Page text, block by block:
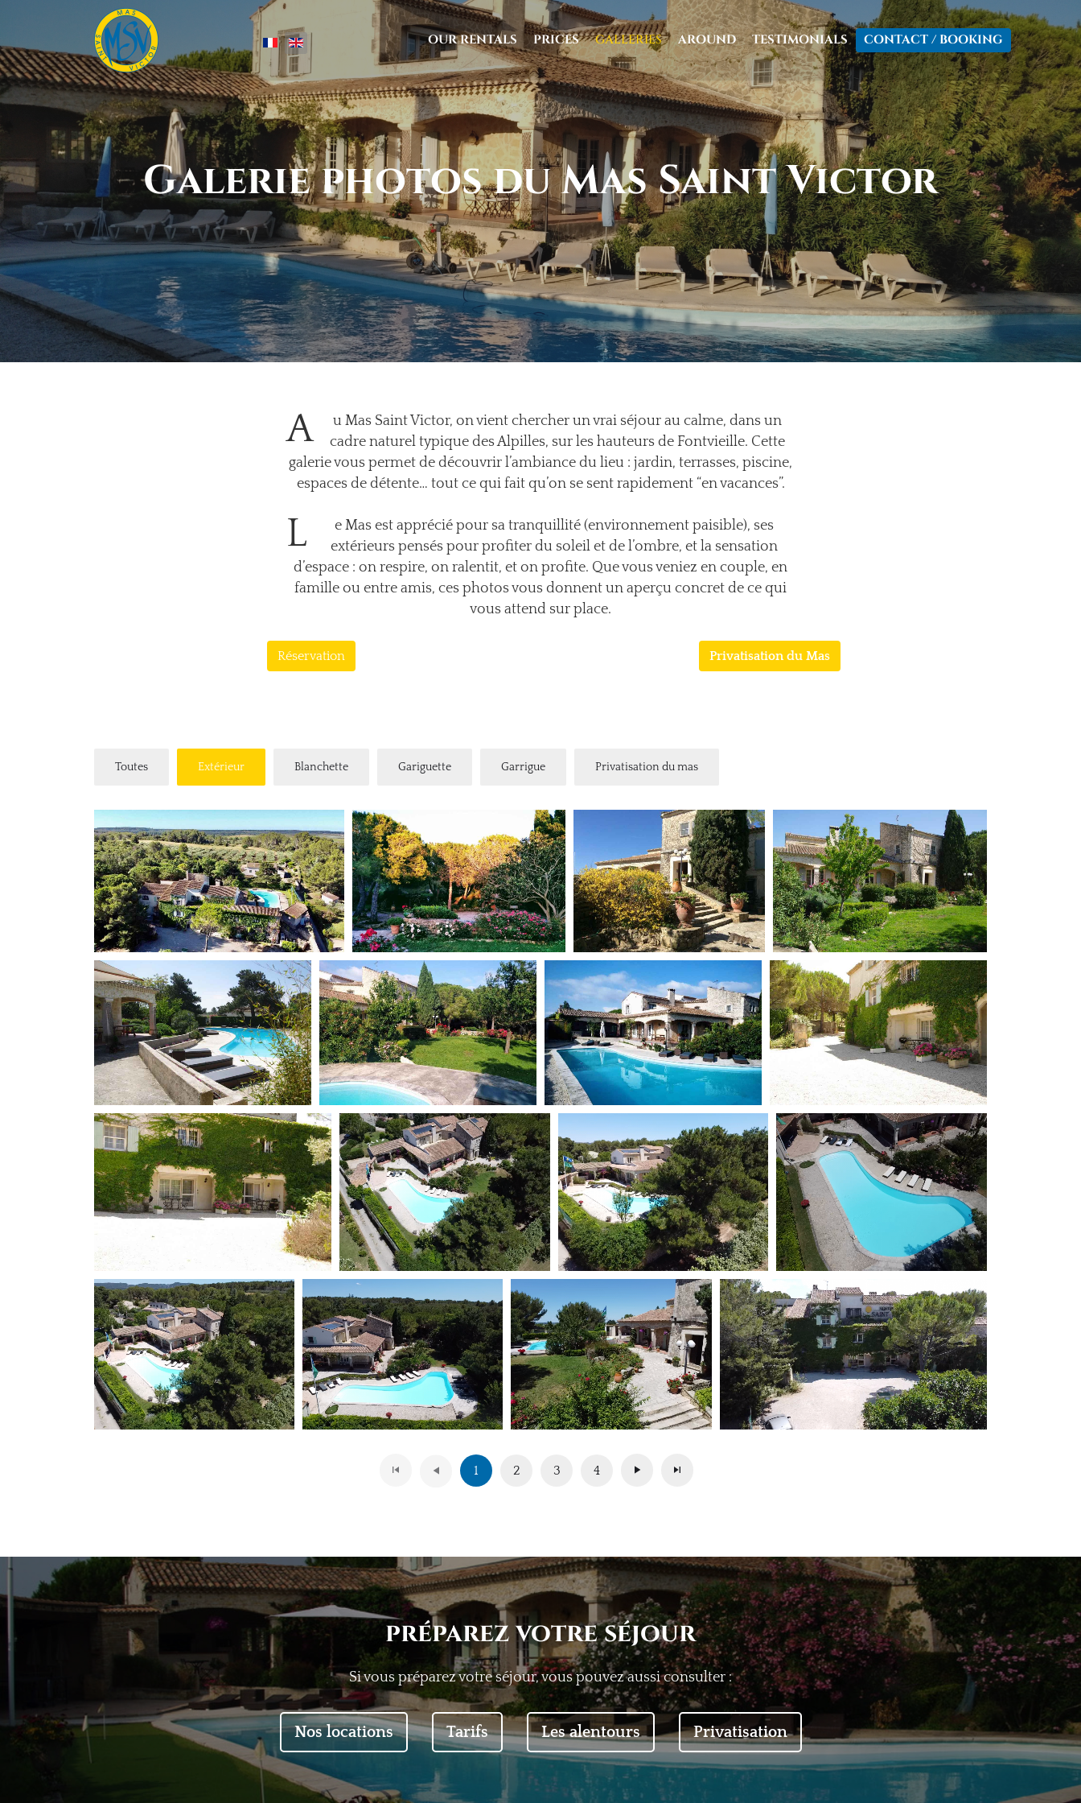
Select your language OUR RENTALS PRICES GALLERIES AROUND TESTIMONIALS CONTACT / BOOKING
Galerie photos du Mas Saint Victor
A
u Mas Saint Victor, on vient chercher un vrai séjour au calme, dans un
cadre naturel typique des Alpilles, sur les hauteurs de Fontvieille. Cette
galerie vous permet de découvrir l’ambiance du lieu : jardin, terrasses, piscine,
espaces de détente… tout ce qui fait qu’on se sent rapidement “en vacances”.
L
e Mas est apprécié pour sa tranquillité (environnement paisible), ses
extérieurs pensés pour profiter du soleil et de l’ombre, et la sensation
d’espace : on respire, on ralentit, et on profite. Que vous veniez en couple, en
famille ou entre amis, ces photos vous donnent un aperçu concret de ce qui
vous attend sur place.
Réservation Privatisation du Mas
Toutes Extérieur Blanchette Gariguette Garrigue Privatisation du mas
1 2 3 4
préparez votre séjour
Si vous préparez votre séjour, vous pouvez aussi consulter :
Nos locations Tarifs Les alentours Privatisation